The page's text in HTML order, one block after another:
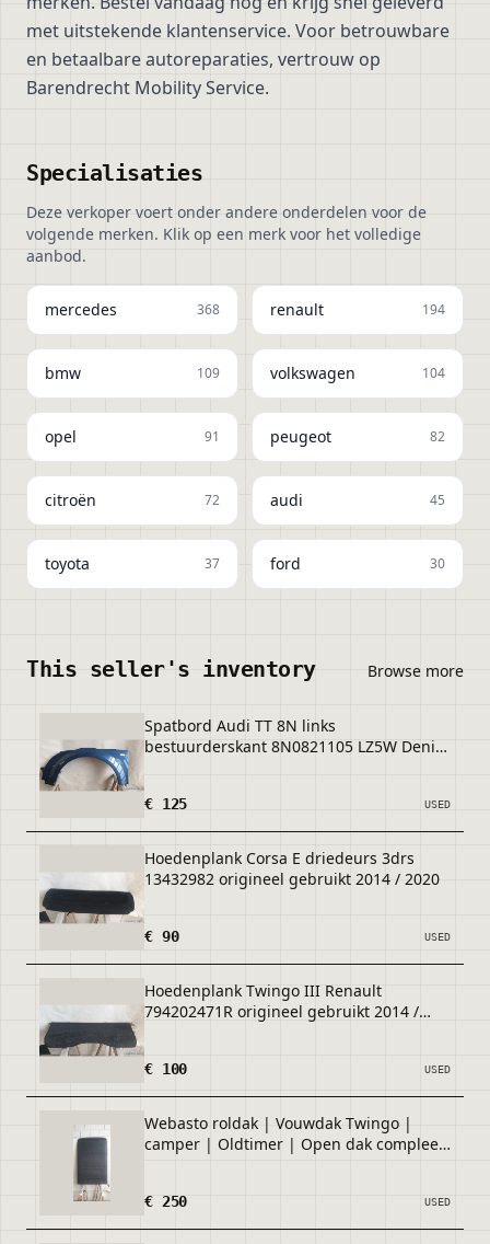
met uitstekende klantenservice. Voor betrouwbare
en betaalbare autoreparaties, vertrouw op
Barendrecht Mobility Service.
Specialisaties
Deze verkoper voert onder andere onderdelen voor de
volgende merken. Klik op een merk voor het volledige
aanbod.
mercedes 368 renault 194
bmw 109 volkswagen 104
opel 91 peugeot 82
citroën 72 audi 45
toyota 37 ford 30
This seller's inventory Browse more
Spatbord Audi TT 8N links
bestuurderskant 8N0821105 LZ5W Denim
€ 125 USED
Hoedenplank Corsa E driedeurs 3drs
13432982 origineel gebruikt 2014 / 2020
€ 90 USED
Hoedenplank Twingo III Renault
794202471R origineel gebruikt 2014 /
€ 100 USED
Webasto roldak | Vouwdak Twingo |
camper | Oldtimer | Open dak compleet
€ 250 USED